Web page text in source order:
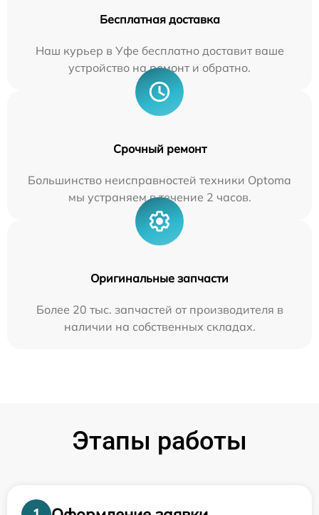
Бесплатная доставка
Наш курьер в Уфе бесплатно доставит ваше
устройство на ремонт и обратно.
Срочный ремонт
Большинство неисправностей техники Optoma
мы устраняем в течение 2 часов.
Оригинальные запчасти
Более 20 тыс. запчастей от производителя в
наличии на собственных складах.
Этапы работы